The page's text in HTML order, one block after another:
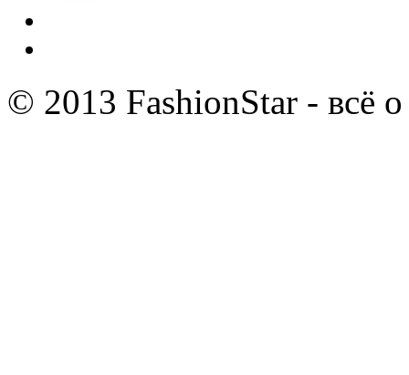
© 2013 FashionStar - всё